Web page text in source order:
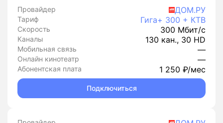
Провайдер ДОМ.РУ
Тариф Гига+ 300 + КТВ
Скорость 300 Мбит/с
Каналы 130 кан., 30 HD
Мобильная связь —
Онлайн кинотеатр —
Абонентская плата 1 250 ₽/мес
Подключиться